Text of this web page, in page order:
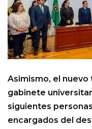
Asimismo, el nuevo
gabinete
siguientes
encargados del